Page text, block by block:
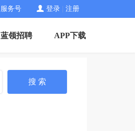
服务号 登录 注册
蓝领招聘 APP下载
搜 索